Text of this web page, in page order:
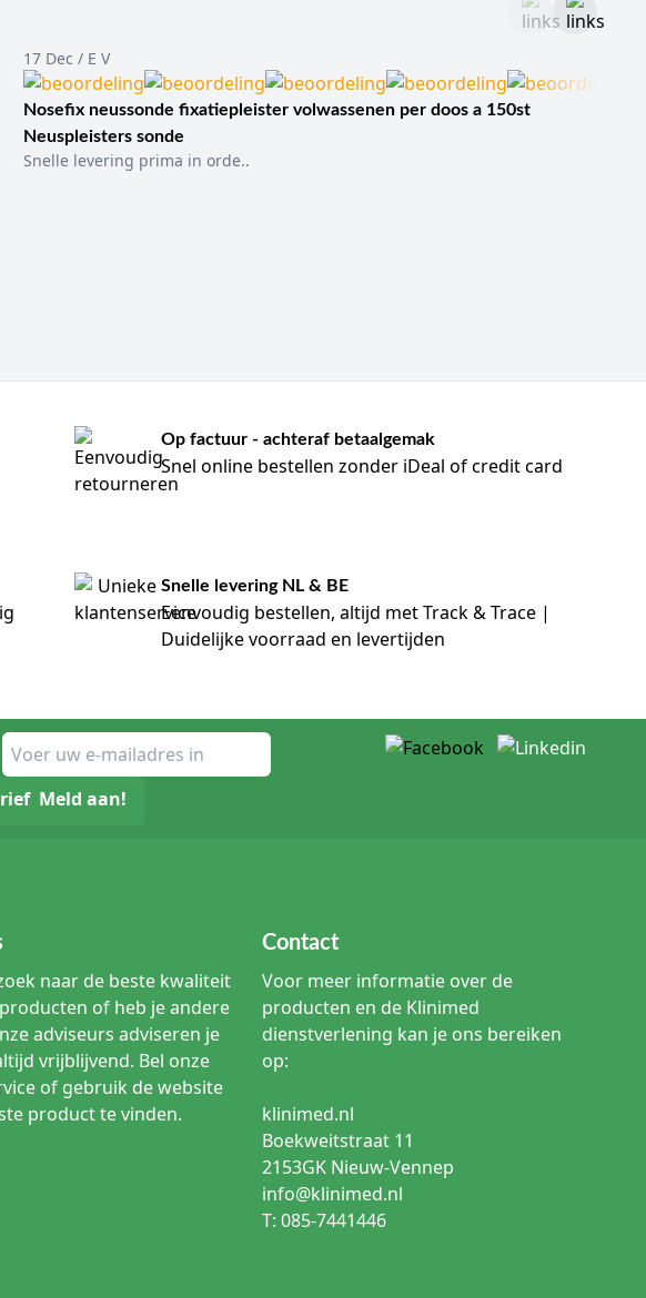
17 Dec / E V
Nosefix neussonde fixatiepleister volwassenen per doos a 150st
Neuspleisters sonde
Snelle levering prima in orde..
Op factuur - achteraf betaalgemak
Snel online bestellen zonder iDeal of credit card
Snelle levering NL & BE
Eenvoudig bestellen, altijd met Track & Trace |
Duidelijke voorraad en levertijden
Meld aan!
naar de beste kwaliteit
of heb je andere
adviseurs adviseren je
vrijblijvend. Bel onze
of gebruik de website
product te vinden.
Contact
Voor meer informatie over de
producten en de Klinimed
dienstverlening kan je ons bereiken
op:
klinimed.nl
Boekweitstraat 11
2153GK Nieuw-Vennep
info@klinimed.nl
T: 085-7441446